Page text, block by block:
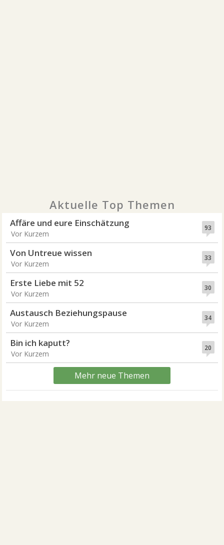
Aktuelle Top Themen
93
Affäre und eure Einschätzung
Vor Kurzem
33
Von Untreue wissen
Vor Kurzem
30
Erste Liebe mit 52
Vor Kurzem
34
Austausch Beziehungspause
Vor Kurzem
20
Bin ich kaputt?
Vor Kurzem
Mehr neue Themen